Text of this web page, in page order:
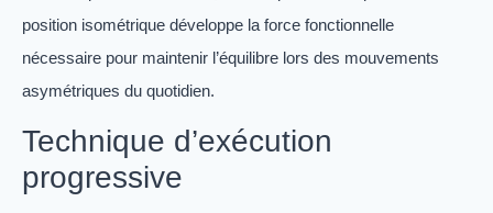
position isométrique développe la force fonctionnelle
nécessaire pour maintenir l’équilibre lors des mouvements
asymétriques du quotidien.
Technique d’exécution
progressive